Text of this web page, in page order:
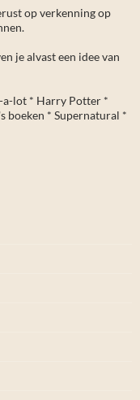
op verkenning op
je alvast een idee van
a-lot * Harry Potter *
boeken * Supernatural *